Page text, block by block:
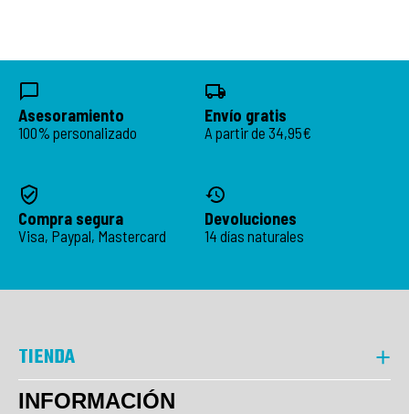
Asesoramiento
100% personalizado
Envío gratis
A partir de 34,95€
Compra segura
Visa, Paypal, Mastercard
Devoluciones
14 días naturales
TIENDA
INFORMACIÓN